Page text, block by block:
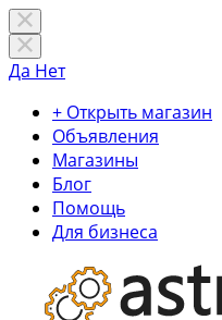
Да Нет
+ Открыть магазин
Объявления
Магазины
Блог
Помощь
Для бизнеса